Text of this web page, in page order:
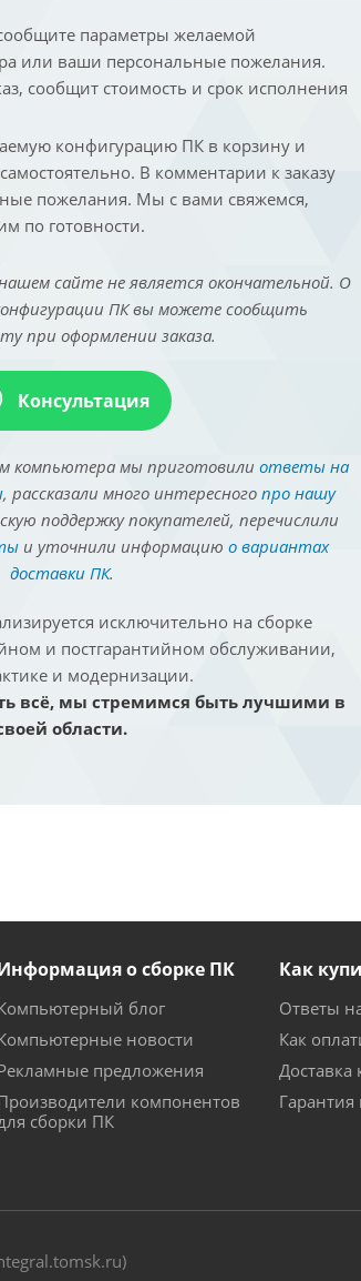
параметры желаемой
или ваши персональные пожелания.
сообщит стоимость и срок исполнения
конфигурацию ПК в корзину и
В комментарии к заказу
пожелания. Мы с вами свяжемся,
по готовности.
сайте не является окончательной. О
ПК вы можете сообщить
при оформлении заказа.
Консультация
компьютера мы приготовили ответы на
, рассказали много интересного про нашу
поддержку покупателей, перечислили
и уточнили информацию о вариантах
доставки ПК.
исключительно на сборке
и постгарантийном обслуживании,
и модернизации.
всё, мы стремимся быть лучшими в
области.
о сборке ПК
блог
новости
предложения
компонентов
сборки ПК
Как
Ответы
Как